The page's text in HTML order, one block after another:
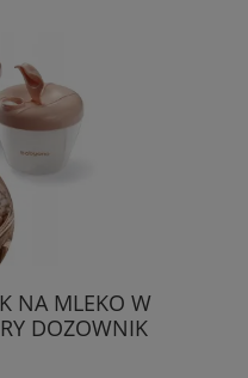
NA MLEKO W
DOZOWNIK